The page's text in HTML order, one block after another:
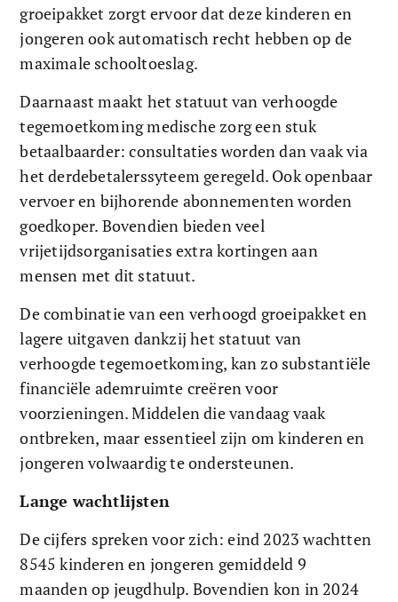
groeipakket zorgt ervoor dat deze kinderen en
jongeren ook automatisch recht hebben op de
maximale schooltoeslag.
Daarnaast maakt het statuut van verhoogde
tegemoetkoming medische zorg een stuk
betaalbaarder: consultaties worden dan vaak via
het derdebetalerssyteem geregeld. Ook openbaar
vervoer en bijhorende abonnementen worden
goedkoper. Bovendien bieden veel
vrijetijdsorganisaties extra kortingen aan
mensen met dit statuut.
De combinatie van een verhoogd groeipakket en
lagere uitgaven dankzij het statuut van
verhoogde tegemoetkoming, kan zo substantiële
financiële ademruimte creëren voor
voorzieningen. Middelen die vandaag vaak
ontbreken, maar essentieel zijn om kinderen en
jongeren volwaardig te ondersteunen.
Lange wachtlijsten
De cijfers spreken voor zich: eind 2023 wachtten
8545 kinderen en jongeren gemiddeld 9
maanden op jeugdhulp. Bovendien kon in 2024